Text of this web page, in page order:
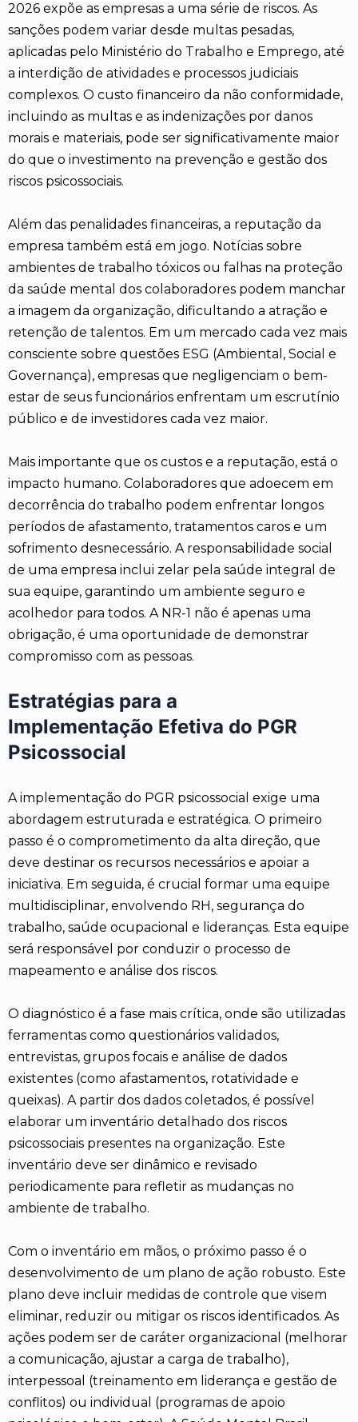
2026 expõe as empresas a uma série de riscos. As
sanções podem variar desde multas pesadas,
aplicadas pelo Ministério do Trabalho e Emprego, até
a interdição de atividades e processos judiciais
complexos. O custo financeiro da não conformidade,
incluindo as multas e as indenizações por danos
morais e materiais, pode ser significativamente maior
do que o investimento na prevenção e gestão dos
riscos psicossociais.
Além das penalidades financeiras, a reputação da
empresa também está em jogo. Notícias sobre
ambientes de trabalho tóxicos ou falhas na proteção
da saúde mental dos colaboradores podem manchar
a imagem da organização, dificultando a atração e
retenção de talentos. Em um mercado cada vez mais
consciente sobre questões ESG (Ambiental, Social e
Governança), empresas que negligenciam o bem-
estar de seus funcionários enfrentam um escrutínio
público e de investidores cada vez maior.
Mais importante que os custos e a reputação, está o
impacto humano. Colaboradores que adoecem em
decorrência do trabalho podem enfrentar longos
períodos de afastamento, tratamentos caros e um
sofrimento desnecessário. A responsabilidade social
de uma empresa inclui zelar pela saúde integral de
sua equipe, garantindo um ambiente seguro e
acolhedor para todos. A NR-1 não é apenas uma
obrigação, é uma oportunidade de demonstrar
compromisso com as pessoas.
Estratégias para a
Implementação Efetiva do PGR
Psicossocial
A implementação do PGR psicossocial exige uma
abordagem estruturada e estratégica. O primeiro
passo é o comprometimento da alta direção, que
deve destinar os recursos necessários e apoiar a
iniciativa. Em seguida, é crucial formar uma equipe
multidisciplinar, envolvendo RH, segurança do
trabalho, saúde ocupacional e lideranças. Esta equipe
será responsável por conduzir o processo de
mapeamento e análise dos riscos.
O diagnóstico é a fase mais crítica, onde são utilizadas
ferramentas como questionários validados,
entrevistas, grupos focais e análise de dados
existentes (como afastamentos, rotatividade e
queixas). A partir dos dados coletados, é possível
elaborar um inventário detalhado dos riscos
psicossociais presentes na organização. Este
inventário deve ser dinâmico e revisado
periodicamente para refletir as mudanças no
ambiente de trabalho.
Com o inventário em mãos, o próximo passo é o
desenvolvimento de um plano de ação robusto. Este
plano deve incluir medidas de controle que visem
eliminar, reduzir ou mitigar os riscos identificados. As
ações podem ser de caráter organizacional (melhorar
a comunicação, ajustar a carga de trabalho),
interpessoal (treinamento em liderança e gestão de
conflitos) ou individual (programas de apoio